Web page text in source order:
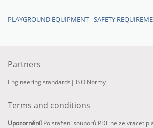
PLAYGROUND EQUIPMENT - SAFETY
Partners
Engineering standards | ISO Normy
Terms and conditions
Upozornění! Po stažení souborů PDF nelze vracet